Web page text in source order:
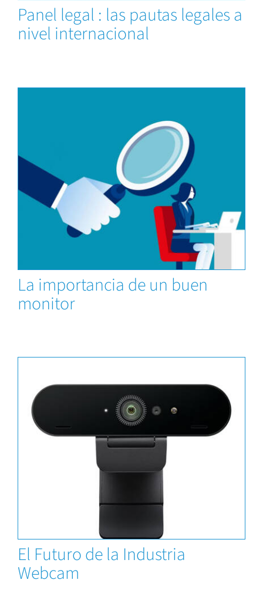
Panel legal : las pautas legales a
nivel internacional
Capacitaciones
La importancia de un buen
monitor
El Futuro de la Industria
Webcam